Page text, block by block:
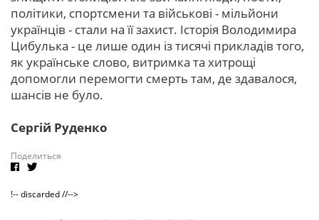
політики, спортсмени та військові - мільйони
українців - стали на її захист. Історія Володимира
Цибулька - це лише один із тисячі прикладів того,
як українське слово, витримка та хитрощі
допомогли перемогти смерть там, де здавалося,
шансів не було.
Сергій Руденко
Поделиться
!-- discarded //-->